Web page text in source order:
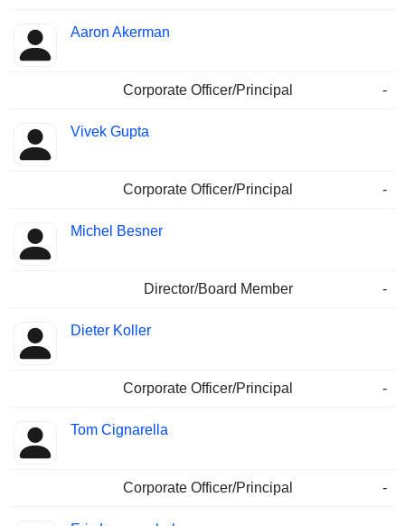
Aaron Akerman
Corporate Officer/Principal -
Vivek Gupta
Corporate Officer/Principal -
Michel Besner
Director/Board Member -
Dieter Koller
Corporate Officer/Principal -
Tom Cignarella
Corporate Officer/Principal -